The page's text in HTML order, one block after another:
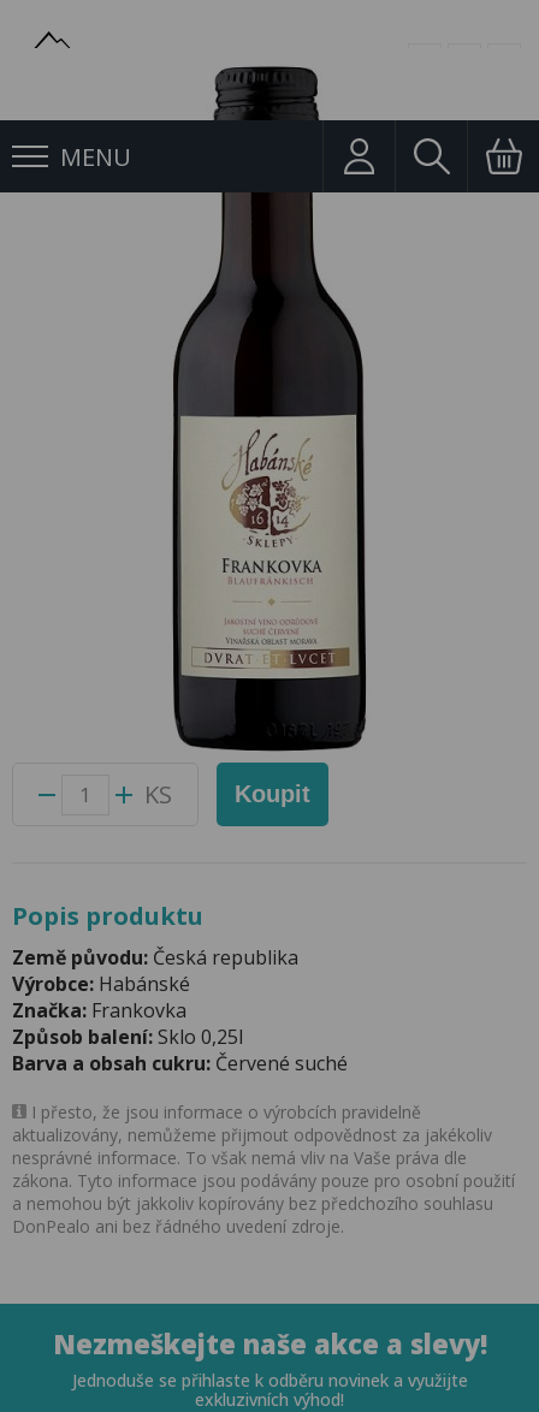
MENU
Frankovka 0,187l Habánské Sklepy
Frankovka 0,187l Habánské Sklepy
Přidat do oblíbených produktů
Foto produktu se může od skutečnosti mírně lišit.
43021900
KS Koupit
Popis produktu
Země původu: Česká republika
Výrobce: Habánské
Značka: Frankovka
Způsob balení:Sklo 0,25l
Barva a obsah cukru: Červené suché
I přesto, že jsou informace o výrobcích pravidelně
aktualizovány, nemůžeme přijmout odpovědnost za jakékoliv
nesprávné informace. To však nemá vliv na Vaše práva dle
zákona. Tyto informace jsou podávány pouze pro osobní použití
a nemohou být jakkoliv kopírovány bez předchozího souhlasu
DonPealo ani bez řádného uvedení zdroje.
Nezmeškejte naše akce a slevy!
Jednoduše se přihlaste k odběru novinek a využijte
exkluzivních výhod!